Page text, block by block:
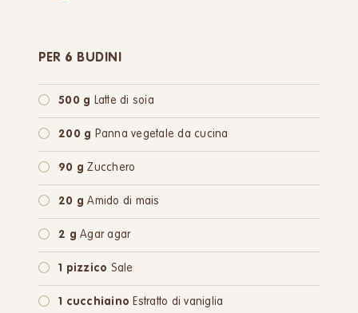
PER 6 BUDINI
500 g Latte di soia
200 g Panna vegetale da cucina
90 g Zucchero
20 g Amido di mais
2 g Agar agar
1 pizzico Sale
1 cucchiaino Estratto di vaniglia